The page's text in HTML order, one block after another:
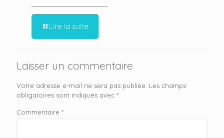
Lire la suite
Laisser un commentaire
Votre adresse e-mail ne sera pas publiée. Les champs
obligatoires sont indiqués avec *
Commentaire *